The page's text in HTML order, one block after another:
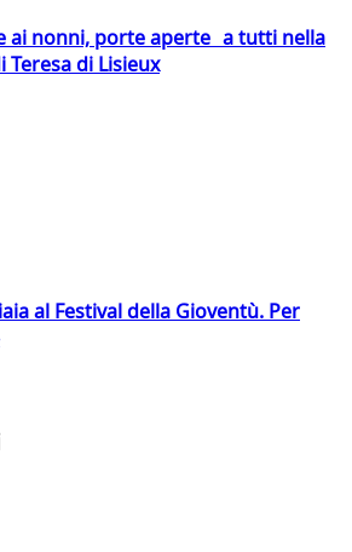
ai nonni, porte aperte a tutti nella
Teresa di Lisieux
al Festival della Gioventù. Per